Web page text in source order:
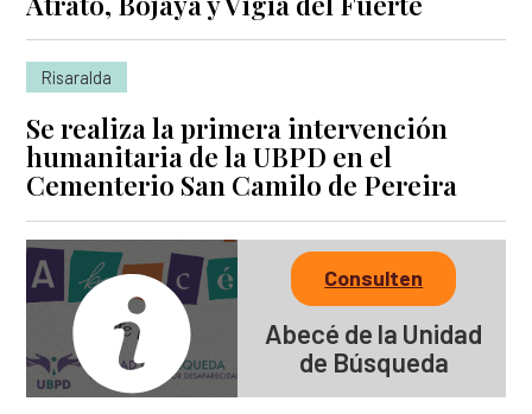
Risaralda
Se realiza la primera intervención
humanitaria de la UBPD en el
Cementerio San Camilo de Pereira
Consulten
Abecé de la Unidad
de Búsqueda